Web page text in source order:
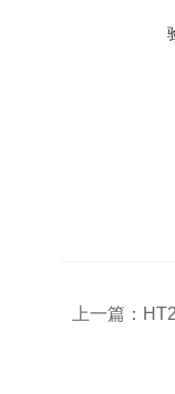
上一篇：